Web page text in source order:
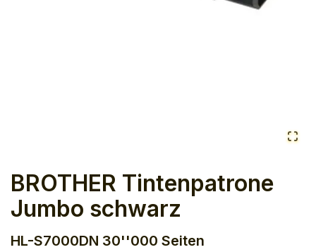
BROTHER Tintenpatrone
Jumbo schwarz
HL-S7000DN 30''000 Seiten